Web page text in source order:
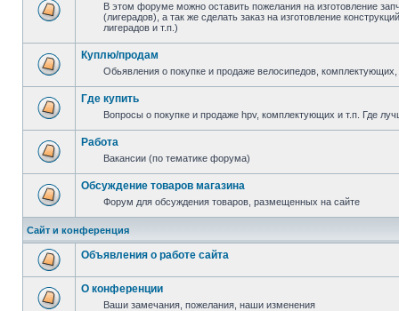
В этом форуме можно оставить пожелания на изготовление
(лигерадов), а так же сделать заказ на изготовление
лигерадов и т.п.)
Куплю/продам
Обьявления о покупке и продаже велосипедов,
Где купить
Вопросы о покупке и продаже hpv, комплектующих и т.п. Где
Работа
Вакансии (по тематике форума)
Обсуждение товаров магазина
Форум для обсуждения товаров, размещенных на сайте
Сайт и конференция
Объявления о работе сайта
О конференции
Ваши замечания, пожелания, наши изменения